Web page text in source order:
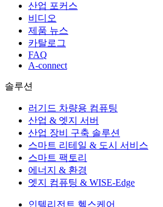
산업 포커스
비디오
제품 뉴스
카탈로그
FAQ
A-connect
솔루션
러기드 차량용 컴퓨팅
산업 & 엣지 서버
산업 장비 구축 솔루션
스마트 리테일 & 도시 서비스
스마트 팩토리
에너지 & 환경
엣지 컴퓨팅 & WISE-Edge
인텔리전트 헬스케어